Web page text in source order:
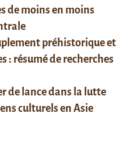
de moins en moins
préhistorique et
: résumé de recherches
de lance dans la lutte
culturels en Asie